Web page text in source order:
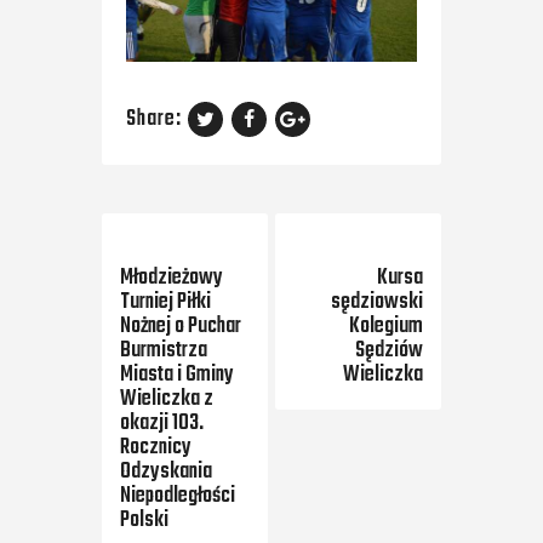
Share:
Młodzieżowy
Turniej Piłki
Nożnej o Puchar
Burmistrza
Miasta i Gminy
Wieliczka z
okazji 103.
Rocznicy
Odzyskania
Niepodległości
Polski
Kursa
sędziowski
Kolegium
Sędziów
Wieliczka